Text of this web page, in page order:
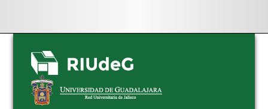
Skip
navigation